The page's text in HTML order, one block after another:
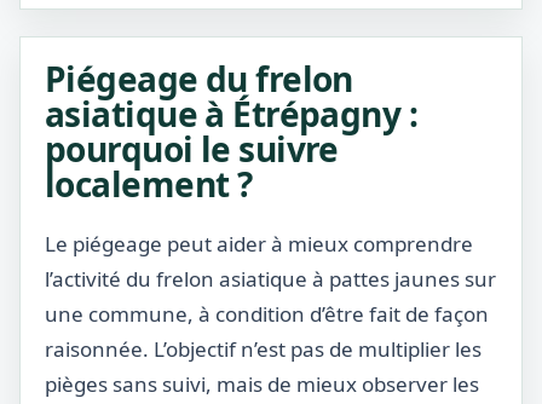
Piégeage du frelon
asiatique à Étrépagny :
pourquoi le suivre
localement ?
Le piégeage peut aider à mieux comprendre
l’activité du frelon asiatique à pattes jaunes sur
une commune, à condition d’être fait de façon
raisonnée. L’objectif n’est pas de multiplier les
pièges sans suivi, mais de mieux observer les